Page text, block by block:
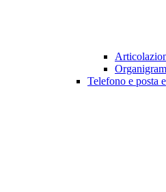
Telefono e posta